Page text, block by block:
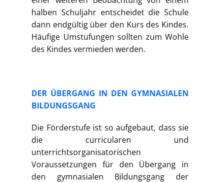
halben Schuljahr entscheidet die Schule
dann endgültig über den Kurs des Kindes.
Häufige Umstufungen sollten zum Wohle
des Kindes vermieden werden.
DER ÜBERGANG IN DEN GYMNASIALEN
BILDUNGSGANG
Die Förderstufe ist so aufgebaut, dass sie
die curricularen und
unterrichtsorganisatorischen
Voraussetzungen für den Übergang in
den gymnasialen Bildungsgang der